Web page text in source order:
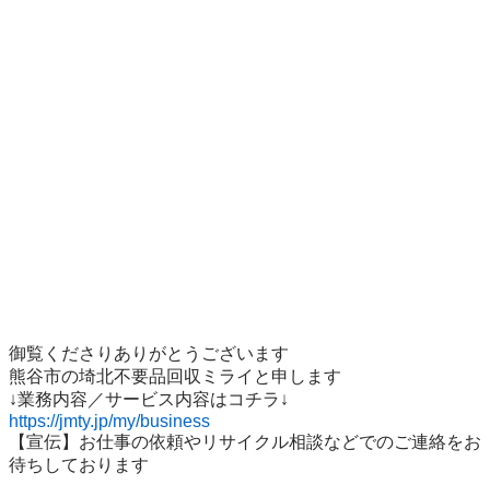
御覧くださりありがとうございます
熊谷市の埼北不要品回収ミライと申します
https://jmty.jp/my/business
【宣伝】お仕事の依頼やリサイクル相談などでのご連絡をお
待ちしております